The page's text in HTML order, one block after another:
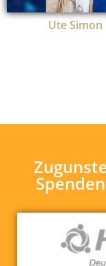
Ute Simon